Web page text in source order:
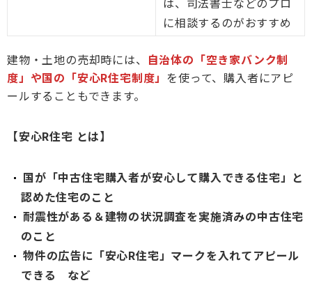
に相談するのがおすすめ
建物・土地の売却時には、 自治体の「空き家バンク制
度」や国の「安心R住宅制度」 を使って、購入者にアピ
ールすることもできます。
【安心R住宅 とは】
国が「中古住宅購入者が安心して購入できる住宅」と
認めた住宅のこと
耐震性がある＆建物の状況調査を実施済みの中古住宅
のこと
物件の広告に「安心R住宅」マークを入れてアピール
できる など